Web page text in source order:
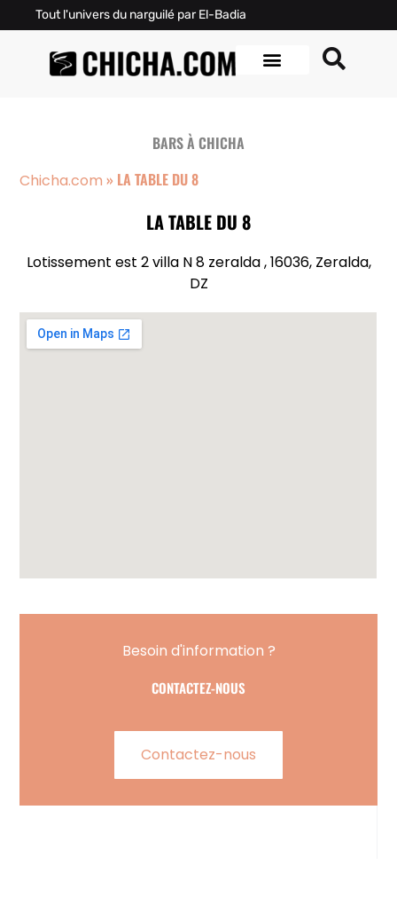
Tout l'univers du narguilé par El-Badia
BARS À CHICHA
Chicha.com » LA TABLE DU 8
LA TABLE DU 8
Lotissement est 2 villa N 8 zeralda , 16036, Zeralda,
DZ
Besoin d'information ?
CONTACTEZ-NOUS
Contactez-nous